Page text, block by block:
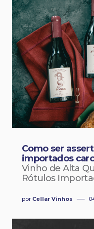
Como ser
importados
Vinho de Alta
Rótulos
por Cellar Vinhos